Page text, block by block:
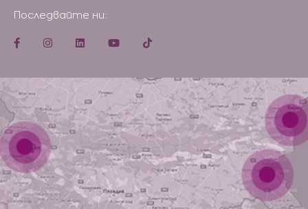
Последвайте ни: